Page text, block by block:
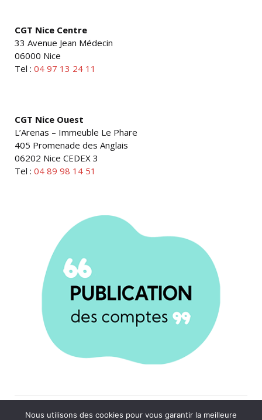
CGT Nice Centre
33 Avenue Jean Médecin
06000 Nice
Tel : 04 97 13 24 11
CGT Nice Ouest
L’Arenas – Immeuble Le Phare
405 Promenade des Anglais
06202 Nice CEDEX 3
Tel : 04 89 98 14 51
Réalisé parBanzai |Mentions légales
Nous utilisons des cookies pour vous garantir la meilleure